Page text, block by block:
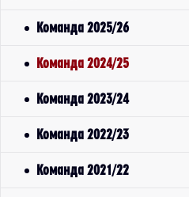
Команда 2025/26
Команда 2024/25
Команда 2023/24
Команда 2022/23
Команда 2021/22